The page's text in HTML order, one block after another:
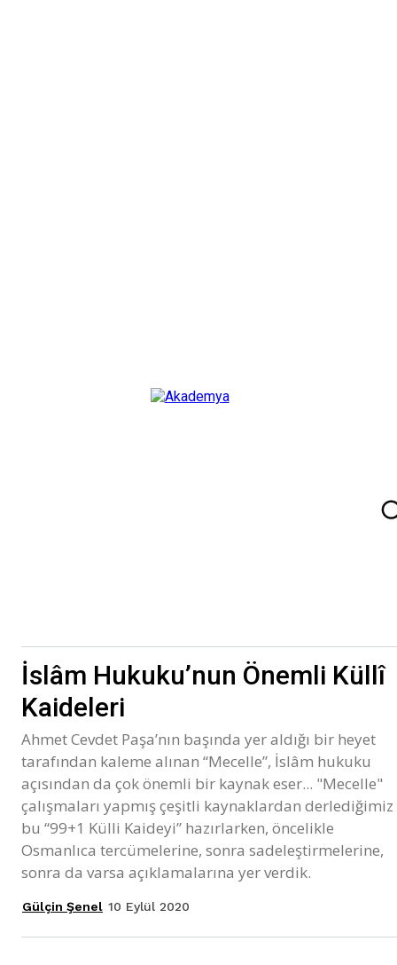
İslâm Hukuku’nun Önemli Küllî
Kaideleri
Ahmet Cevdet Paşa’nın başında yer aldığı bir heyet
tarafından kaleme alınan “Mecelle”, İslâm hukuku
açısından da çok önemli bir kaynak eser... "Mecelle"
çalışmaları yapmış çeşitli kaynaklardan derlediğimiz
bu “99+1 Külli Kaideyi” hazırlarken, öncelikle
Osmanlıca tercümelerine, sonra sadeleştirmelerine,
sonra da varsa açıklamalarına yer verdik.
Gülçin Şenel 10 Eylül 2020